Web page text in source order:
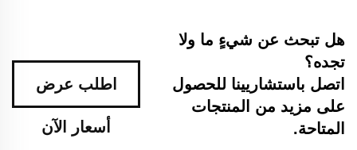
هل تبحث عن شيءٍ ما ولا
تجده؟
اتصل باستشاريينا للحصول
على مزيد من المنتجات
المتاحة.
اطلب عرض
أسعار الآن